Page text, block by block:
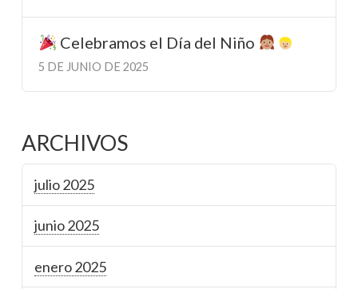
Celebramos el Día del Niño
5 DE JUNIO DE 2025
ARCHIVOS
julio 2025
junio 2025
enero 2025